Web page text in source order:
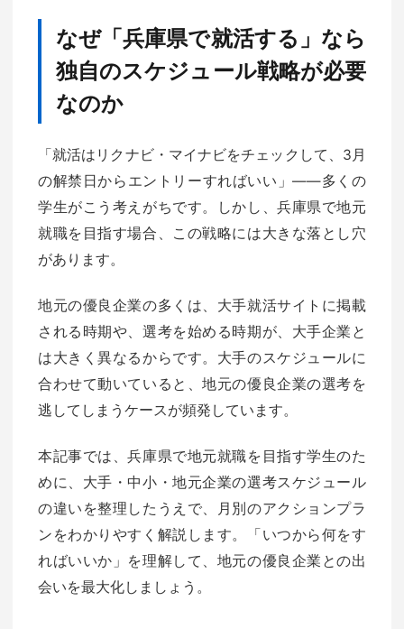
なぜ「兵庫県で就活する」なら
独自のスケジュール戦略が必要
なのか
「就活はリクナビ・マイナビをチェックして、3月
の解禁日からエントリーすればいい」——多くの
学生がこう考えがちです。しかし、兵庫県で地元
就職を目指す場合、この戦略には大きな落とし穴
があります。
地元の優良企業の多くは、大手就活サイトに掲載
される時期や、選考を始める時期が、大手企業と
は大きく異なるからです。大手のスケジュールに
合わせて動いていると、地元の優良企業の選考を
逃してしまうケースが頻発しています。
本記事では、兵庫県で地元就職を目指す学生のた
めに、大手・中小・地元企業の選考スケジュール
の違いを整理したうえで、月別のアクションプラ
ンをわかりやすく解説します。「いつから何をす
ればいいか」を理解して、地元の優良企業との出
会いを最大化しましょう。